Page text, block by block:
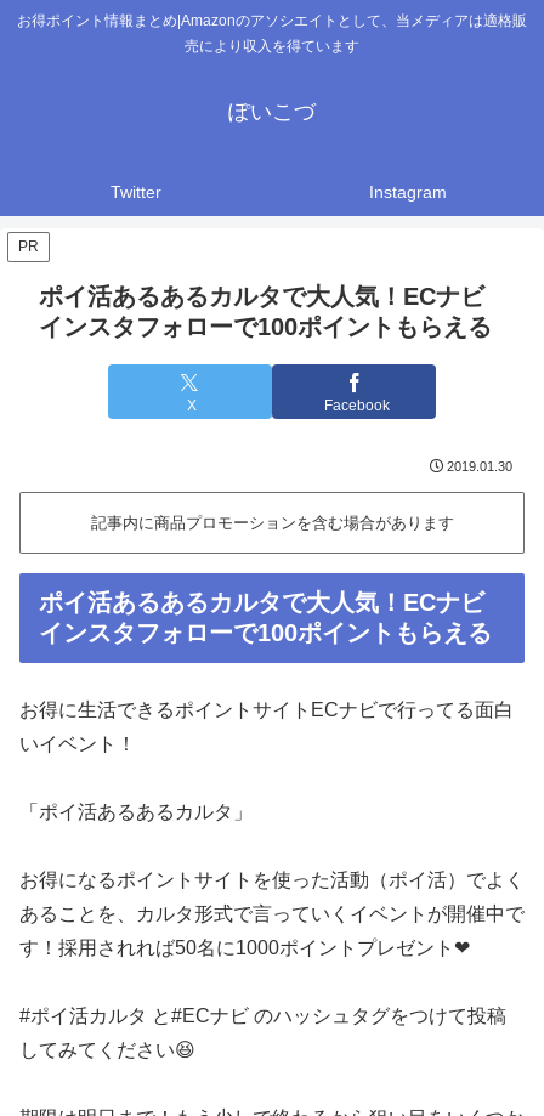
お得ポイント情報まとめ|Amazonのアソシエイトとして、当メディアは適格販
売により収入を得ています
ぽいこづ
Twitter Instagram
PR
ポイ活あるあるカルタで大人気！ECナビ
インスタフォローで100ポイントもらえる
X Facebook
2019.01.30
記事内に商品プロモーションを含む場合があります
ポイ活あるあるカルタで大人気！ECナビ
インスタフォローで100ポイントもらえる
お得に生活できるポイントサイトECナビで行ってる面白
いイベント！
「ポイ活あるあるカルタ」
お得になるポイントサイトを使った活動（ポイ活）でよく
あることを、カルタ形式で言っていくイベントが開催中で
す！採用されれば50名に1000ポイントプレゼント❤
#ポイ活カルタ と#ECナビ のハッシュタグをつけて投稿
してみてください😆